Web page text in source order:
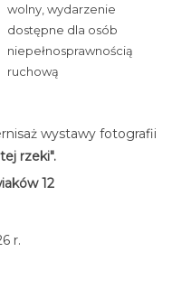
wolny, wydarzenie
dostępne dla osób
niepełnosprawnością
ruchową
wystawy fotografii
rzeki".
12
r.